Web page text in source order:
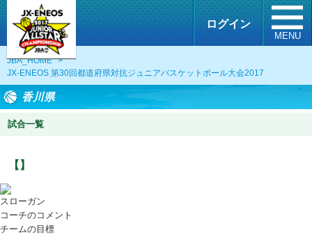
ログイン
MENU
JBA_HOME
>
JX-ENEOS 第30回都道府県対抗ジュニアバスケットボール大会2017
香川県
試合一覧
【】
スローガン
コーチのコメント
チームの目標